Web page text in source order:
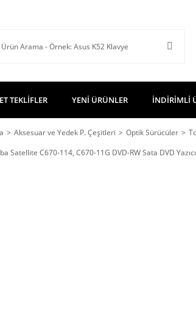
TEKLİFLER YENİ ÜRÜNLER İNDİRİMLİ
Aksesuar ve Yedek P. Çeşitleri Optik Sürücüler